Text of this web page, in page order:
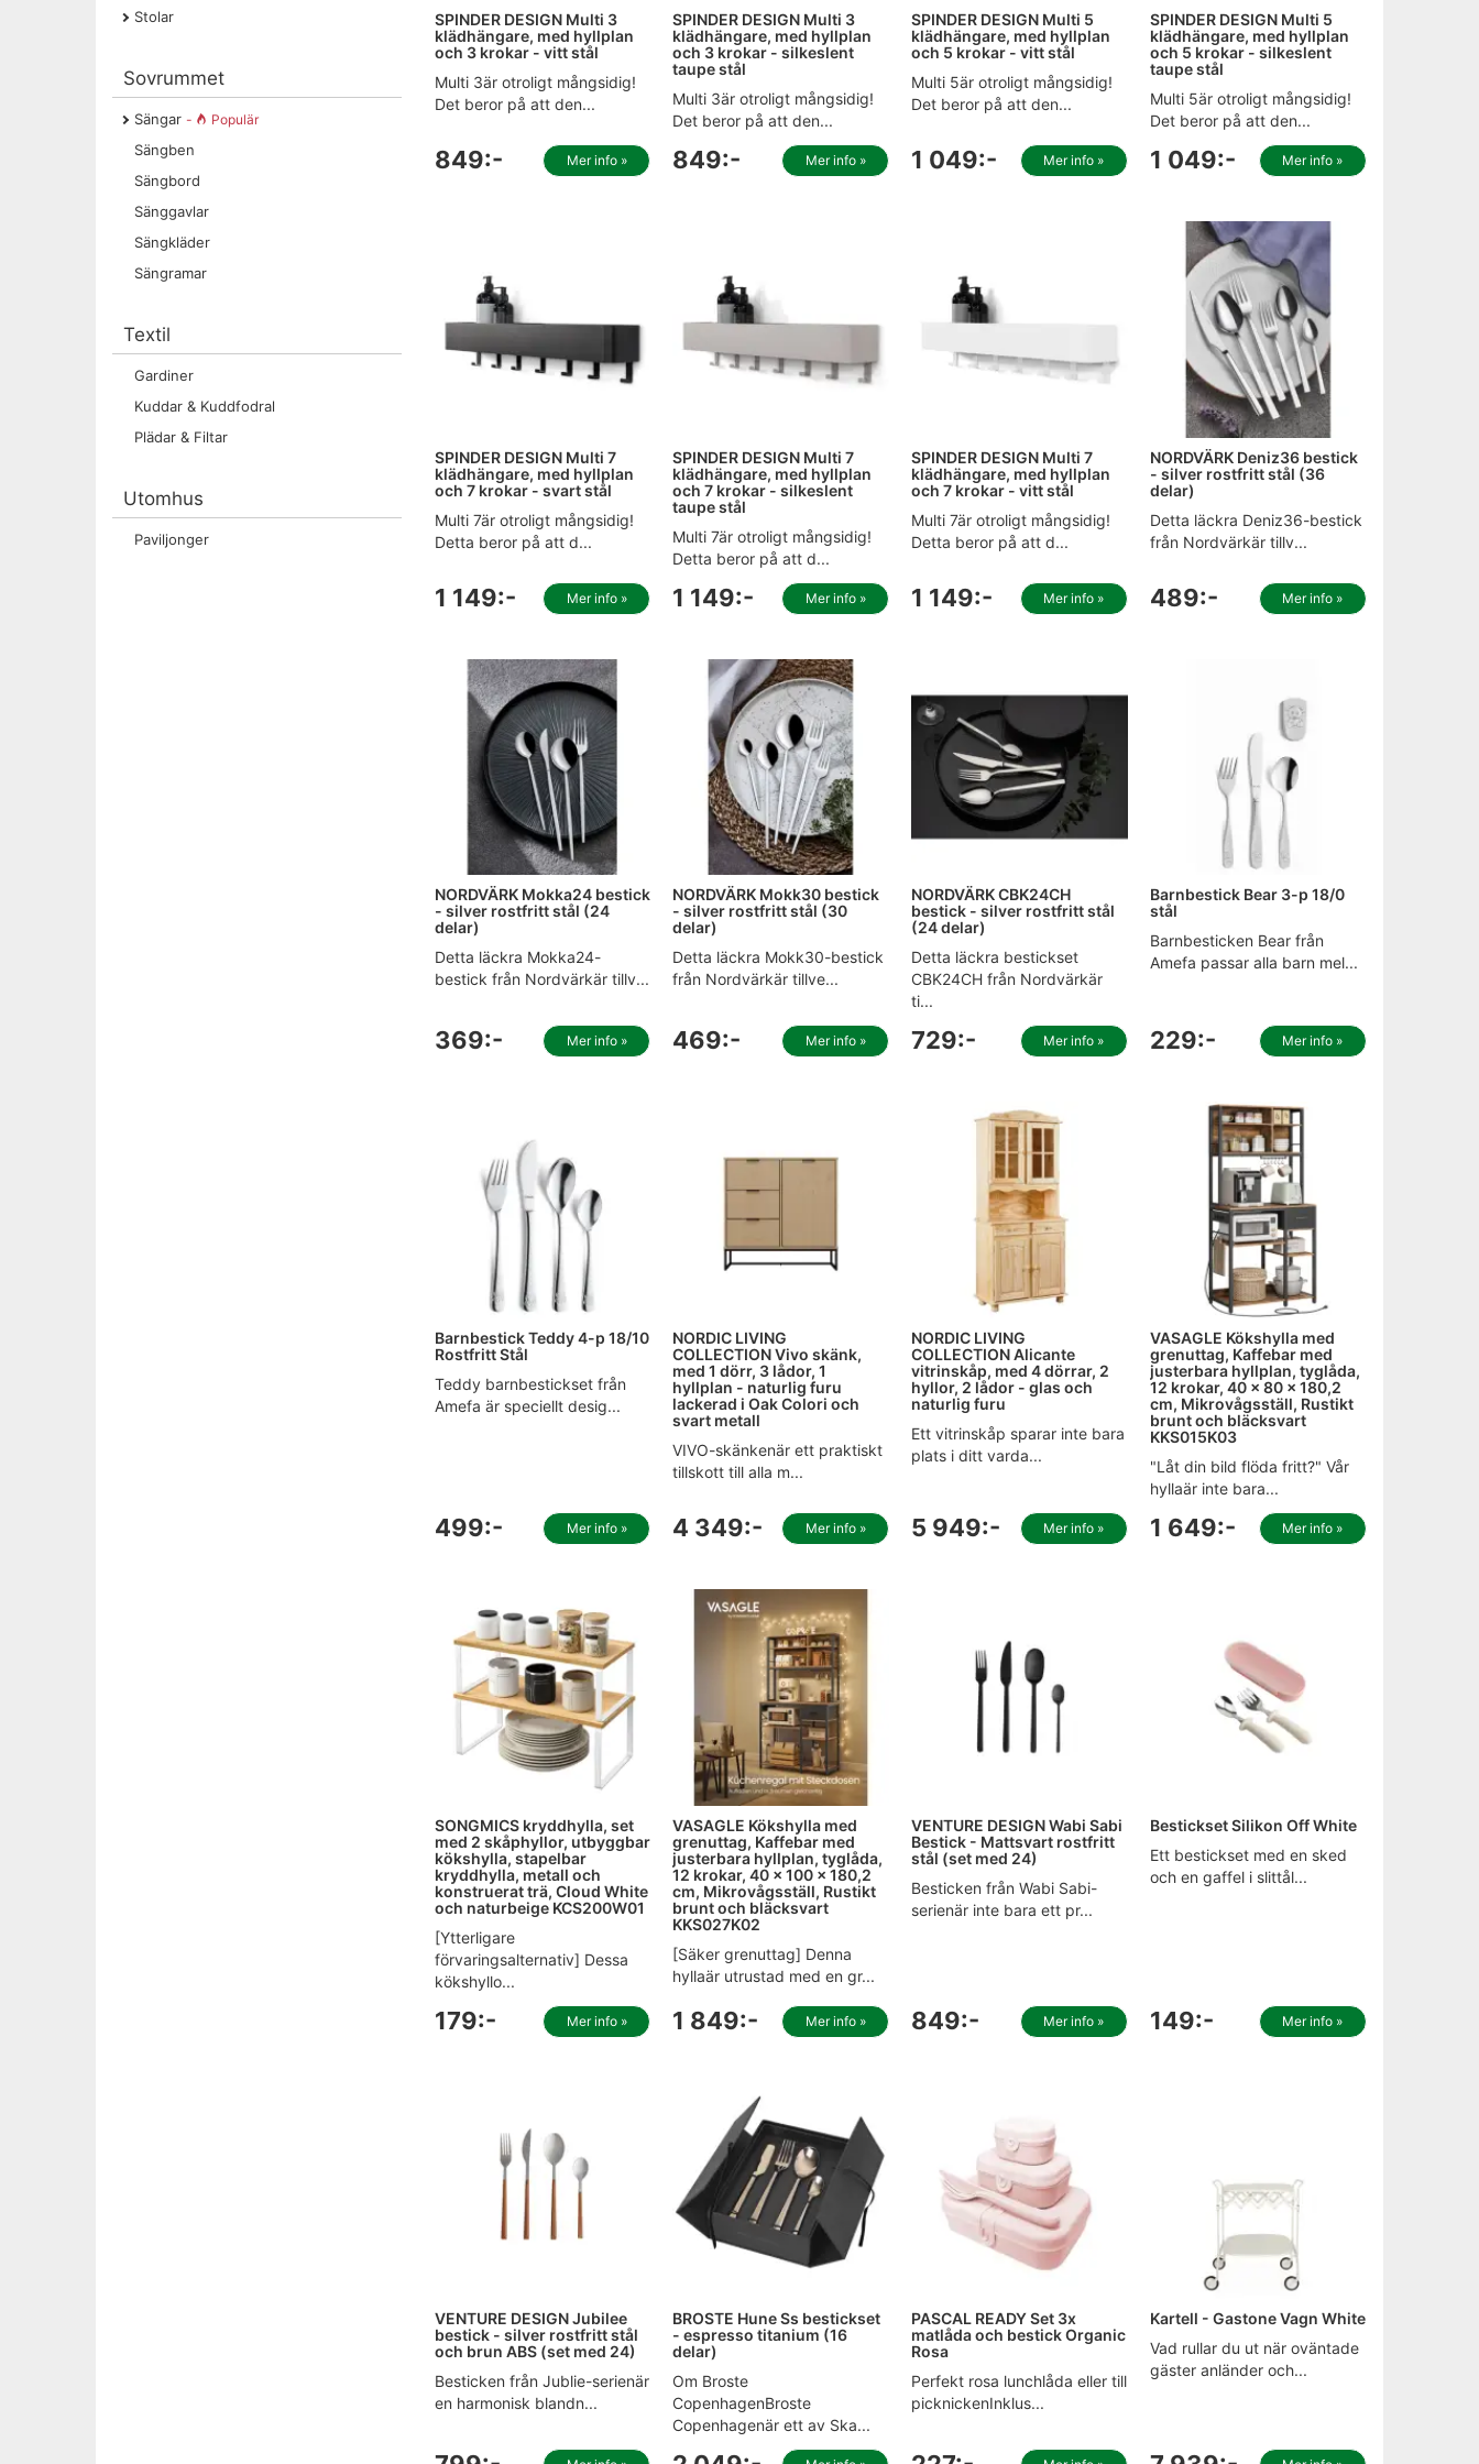
Stolar
Sovrummet
Sängar - Populär
Sängben
Sängbord
Sänggavlar
Sängkläder
Sängramar
Textil
Gardiner
Kuddar & Kuddfodral
Plädar & Filtar
Utomhus
Paviljonger
SPINDER DESIGN Multi 3
klädhängare, med hyllplan
och 3 krokar - vitt stål
Multi 3är otroligt mångsidig!
Det beror på att den...
849:- Mer info »
SPINDER DESIGN Multi 3
klädhängare, med hyllplan
och 3 krokar - silkeslent
taupe stål
Multi 3är otroligt mångsidig!
Det beror på att den...
849:- Mer info »
SPINDER DESIGN Multi 5
klädhängare, med hyllplan
och 5 krokar - vitt stål
Multi 5är otroligt mångsidig!
Det beror på att den...
1 049:- Mer info »
SPINDER DESIGN Multi 5
klädhängare, med hyllplan
och 5 krokar - silkeslent
taupe stål
Multi 5är otroligt mångsidig!
Det beror på att den...
1 049:- Mer info »
SPINDER DESIGN Multi 7
klädhängare, med hyllplan
och 7 krokar - svart stål
Multi 7är otroligt mångsidig!
Detta beror på att d...
1 149:- Mer info »
SPINDER DESIGN Multi 7
klädhängare, med hyllplan
och 7 krokar - silkeslent
taupe stål
Multi 7är otroligt mångsidig!
Detta beror på att d...
1 149:- Mer info »
SPINDER DESIGN Multi 7
klädhängare, med hyllplan
och 7 krokar - vitt stål
Multi 7är otroligt mångsidig!
Detta beror på att d...
1 149:- Mer info »
NORDVÄRK Deniz36 bestick
- silver rostfritt stål (36
delar)
Detta läckra Deniz36-bestick
från Nordvärkär tillv...
489:- Mer info »
NORDVÄRK Mokka24 bestick
- silver rostfritt stål (24
delar)
Detta läckra Mokka24-
bestick från Nordvärkär tillv...
369:- Mer info »
NORDVÄRK Mokk30 bestick
- silver rostfritt stål (30
delar)
Detta läckra Mokk30-bestick
från Nordvärkär tillve...
469:- Mer info »
NORDVÄRK CBK24CH
bestick - silver rostfritt stål
(24 delar)
Detta läckra bestickset
CBK24CH från Nordvärkär
ti...
729:- Mer info »
Barnbestick Bear 3-p 18/0
stål
Barnbesticken Bear från
Amefa passar alla barn mel...
229:- Mer info »
Barnbestick Teddy 4-p 18/10
Rostfritt Stål
Teddy barnbestickset från
Amefa är speciellt desig...
499:- Mer info »
NORDIC LIVING
COLLECTION Vivo skänk,
med 1 dörr, 3 lådor, 1
hyllplan - naturlig furu
lackerad i Oak Colori och
svart metall
VIVO-skänkenär ett praktiskt
tillskott till alla m...
4 349:- Mer info »
NORDIC LIVING
COLLECTION Alicante
vitrinskåp, med 4 dörrar, 2
hyllor, 2 lådor - glas och
naturlig furu
Ett vitrinskåp sparar inte bara
plats i ditt varda...
5 949:- Mer info »
VASAGLE Kökshylla med
grenuttag, Kaffebar med
justerbara hyllplan, tyglåda,
12 krokar, 40 x 80 x 180,2
cm, Mikrovågsställ, Rustikt
brunt och bläcksvart
KKS015K03
"Låt din bild flöda fritt?" Vår
hyllaär inte bara...
1 649:- Mer info »
SONGMICS kryddhylla, set
med 2 skåphyllor, utbyggbar
kökshylla, stapelbar
kryddhylla, metall och
konstruerat trä, Cloud White
och naturbeige KCS200W01
[Ytterligare
förvaringsalternativ] Dessa
kökshyllo...
179:- Mer info »
VASAGLE Kökshylla med
grenuttag, Kaffebar med
justerbara hyllplan, tyglåda,
12 krokar, 40 x 100 x 180,2
cm, Mikrovågsställ, Rustikt
brunt och bläcksvart
KKS027K02
[Säker grenuttag] Denna
hyllaär utrustad med en gr...
1 849:- Mer info »
VENTURE DESIGN Wabi Sabi
Bestick - Mattsvart rostfritt
stål (set med 24)
Besticken från Wabi Sabi-
serienär inte bara ett pr...
849:- Mer info »
Bestickset Silikon Off White
Ett bestickset med en sked
och en gaffel i slittål...
149:- Mer info »
VENTURE DESIGN Jubilee
bestick - silver rostfritt stål
och brun ABS (set med 24)
Besticken från Jublie-serienär
en harmonisk blandn...
BROSTE Hune Ss bestickset
- espresso titanium (16
delar)
Om Broste
CopenhagenBroste
Copenhagenär ett av Ska...
PASCAL READY Set 3x
matlåda och bestick Organic
Rosa
Perfekt rosa lunchlåda eller till
picknickenInklus...
Kartell - Gastone Vagn White
Vad rullar du ut när oväntade
gäster anländer och...